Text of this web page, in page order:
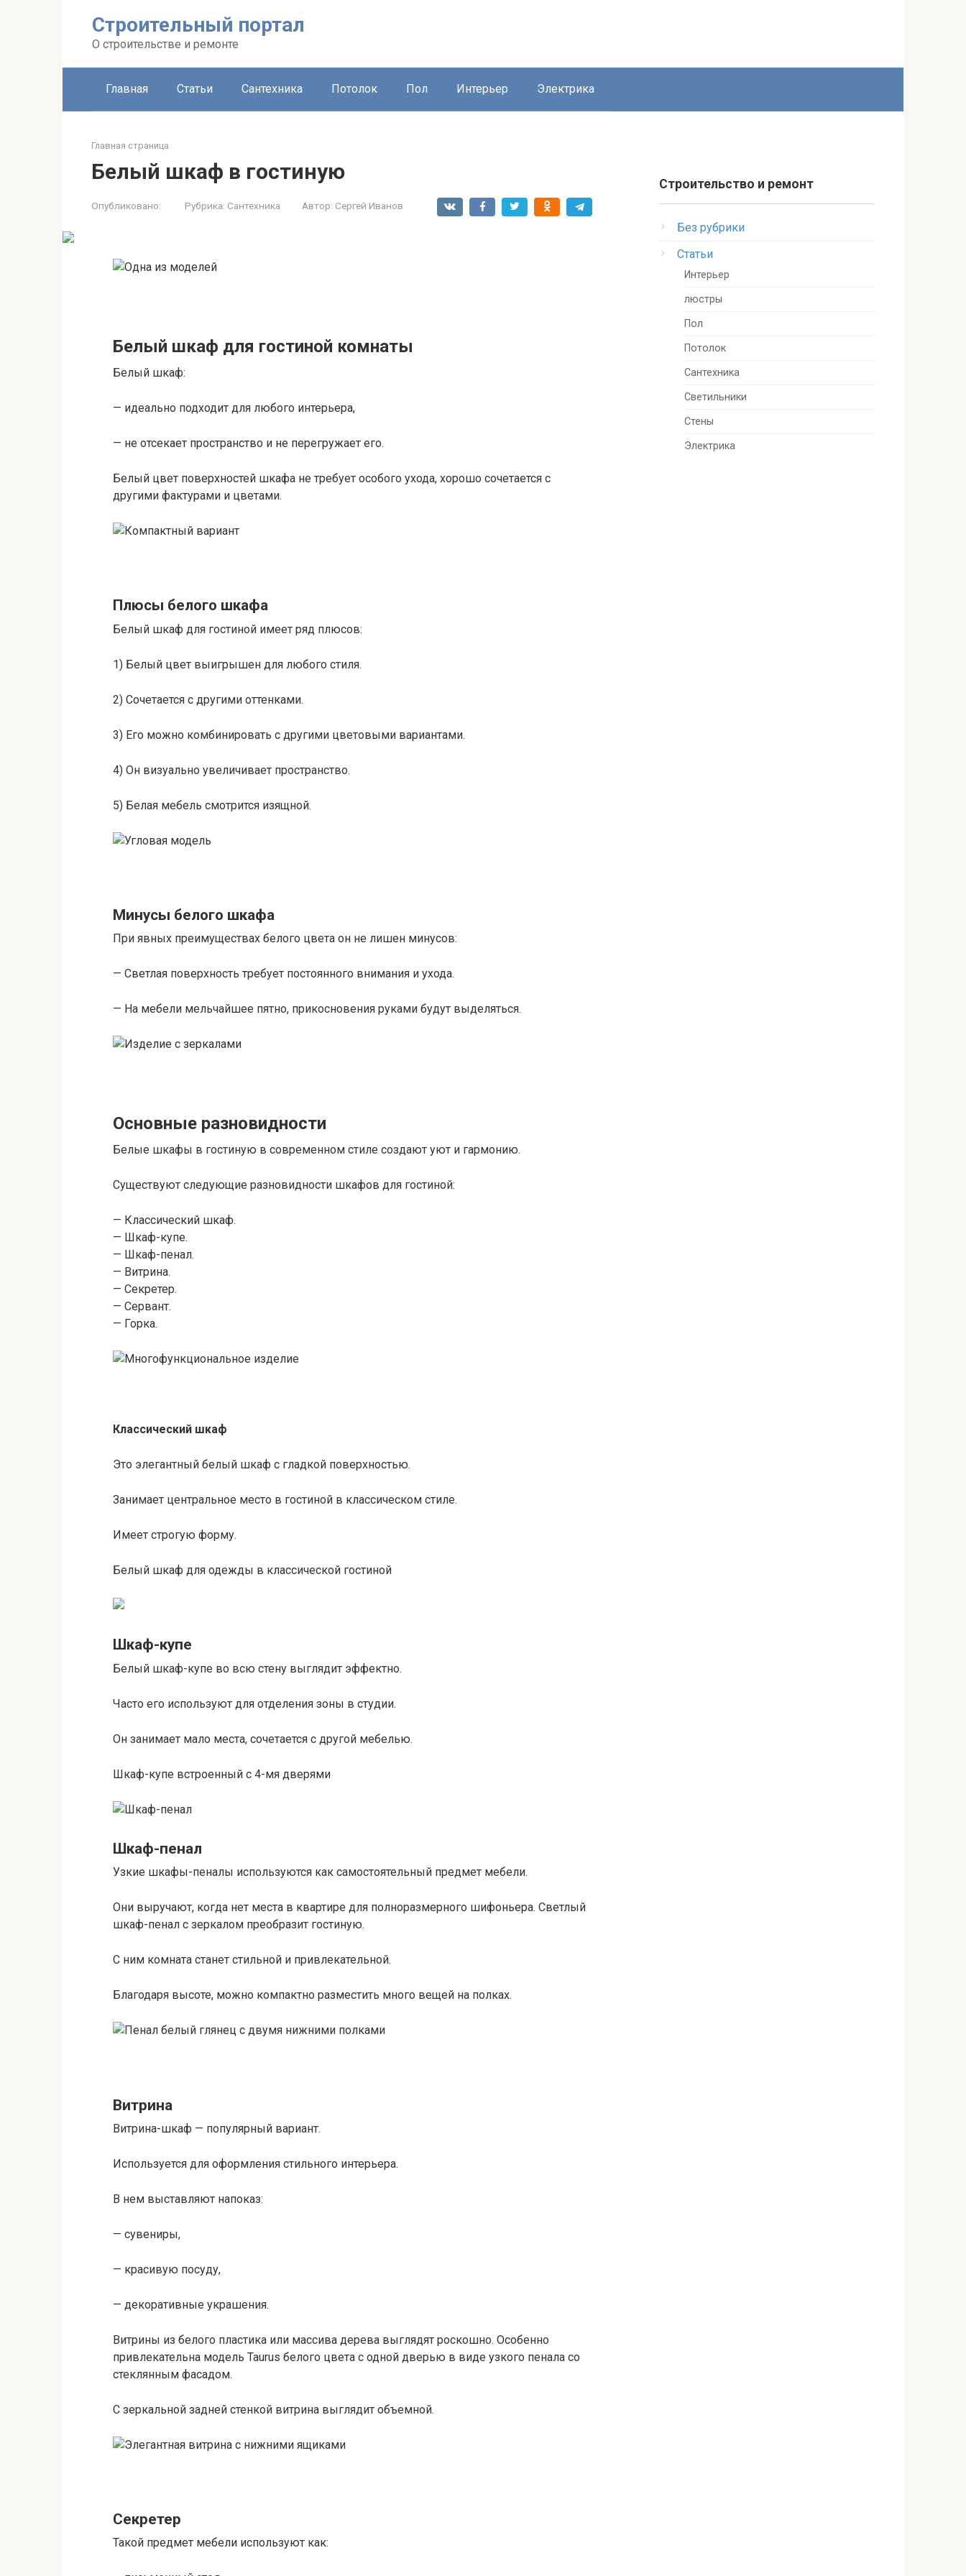
Строительный портал
О строительстве и ремонте
Главная Статьи Сантехника Потолок Пол Интерьер Электрика
Главная страница
Белый шкаф в гостиную
Опубликовано: Рубрика: Сантехника Автор: Сергей Иванов
Белый шкаф для гостиной комнаты
Белый шкаф:
— идеально подходит для любого интерьера,
— не отсекает пространство и не перегружает его.
Белый цвет поверхностей шкафа не требует особого ухода, хорошо сочетается с
другими фактурами и цветами.
Плюсы белого шкафа
Белый шкаф для гостиной имеет ряд плюсов:
1) Белый цвет выигрышен для любого стиля.
2) Сочетается с другими оттенками.
3) Его можно комбинировать с другими цветовыми вариантами.
4) Он визуально увеличивает пространство.
5) Белая мебель смотрится изящной.
Минусы белого шкафа
При явных преимуществах белого цвета он не лишен минусов:
— Светлая поверхность требует постоянного внимания и ухода.
— На мебели мельчайшее пятно, прикосновения руками будут выделяться.
Основные разновидности
Белые шкафы в гостиную в современном стиле создают уют и гармонию.
Существуют следующие разновидности шкафов для гостиной:
— Классический шкаф.
— Шкаф-купе.
— Шкаф-пенал.
— Витрина.
— Секретер.
— Сервант.
— Горка.
Классический шкаф
Это элегантный белый шкаф с гладкой поверхностью.
Занимает центральное место в гостиной в классическом стиле.
Имеет строгую форму.
Белый шкаф для одежды в классической гостиной
Шкаф-купе
Белый шкаф-купе во всю стену выглядит эффектно.
Часто его используют для отделения зоны в студии.
Он занимает мало места, сочетается с другой мебелью.
Шкаф-купе встроенный с 4-мя дверями
Шкаф-пенал
Узкие шкафы-пеналы используются как самостоятельный предмет мебели.
Они выручают, когда нет места в квартире для полноразмерного шифоньера. Светлый
шкаф-пенал с зеркалом преобразит гостиную.
С ним комната станет стильной и привлекательной.
Благодаря высоте, можно компактно разместить много вещей на полках.
Витрина
Витрина-шкаф — популярный вариант.
Используется для оформления стильного интерьера.
В нем выставляют напоказ:
— сувениры,
— красивую посуду,
— декоративные украшения.
Витрины из белого пластика или массива дерева выглядят роскошно. Особенно
привлекательна модель Taurus белого цвета с одной дверью в виде узкого пенала со
стеклянным фасадом.
С зеркальной задней стенкой витрина выглядит объемной.
Секретер
Такой предмет мебели используют как:
Строительство и ремонт
Без рубрики
Статьи
Интерьер
люстры
Пол
Потолок
Сантехника
Светильники
Стены
Электрика